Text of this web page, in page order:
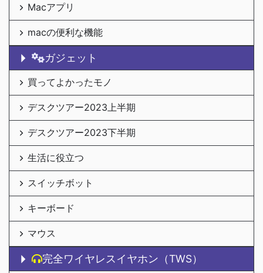
Macアプリ
macの便利な機能
ガジェット
買ってよかったモノ
デスクツアー2023上半期
デスクツアー2023下半期
生活に役立つ
スイッチボット
キーボード
マウス
完全ワイヤレスイヤホン（TWS）